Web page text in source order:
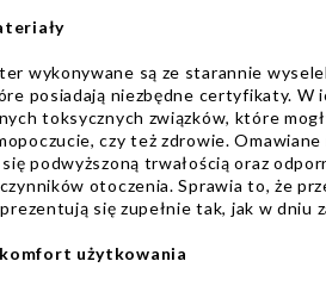
wykonywane są ze starannie
posiadają niezbędne certyfikaty. W
toksycznych związków, które
czy też zdrowie. Omawiane
podwyższoną trwałością oraz
otoczenia. Sprawia to, że
się zupełnie tak, jak w dniu
użytkowania